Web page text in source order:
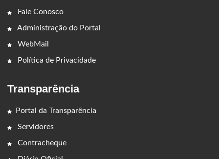
Fale Conosco
Administração do Portal
WebMail
Política de Privacidade
Transparência
Portal da Transparência
Servidores
Contracheque